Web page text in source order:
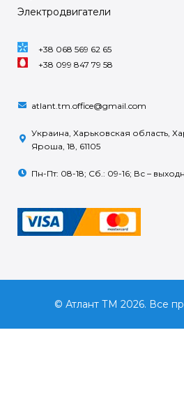
Электродвигатели
+38 068 569 62 65
+38 099 847 79 58
atlant.tm.office@gmail.com
Украина, Харьковская область,
Яроша, 18, 61105
Пн-Пт: 08-18; Сб.: 09-16; Вс –
© Атлант ТМ 2026. Все